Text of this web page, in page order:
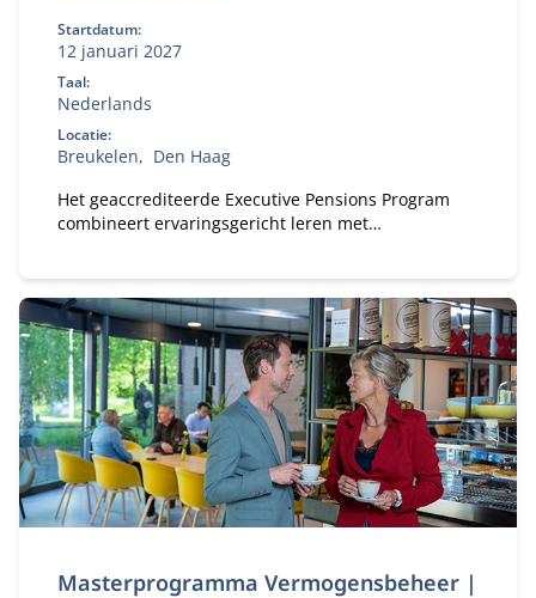
Startdatum:
12 januari 2027
Taal:
Nederlands
Locatie:
Breukelen
Den Haag
Het geaccrediteerde Executive Pensions Program
combineert ervaringsgericht leren met
toekomstgericht richting te geven aan complexe
pensioenkwesties en trends.
Masterprogramma Vermogensbeheer |